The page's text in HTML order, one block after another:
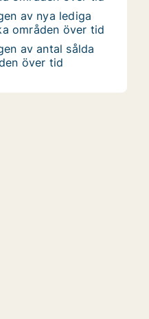
av nya lediga
områden över tid
av antal sålda
över tid